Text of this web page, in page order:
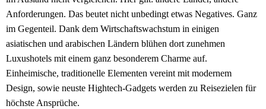
Anforderungen. Das beutet nicht unbedingt etwas Negatives. Ganz
im Gegenteil. Dank dem Wirtschaftswachstum in einigen
asiatischen und arabischen Ländern blühen dort zunehmen
Luxushotels mit einem ganz besonderem Charme auf.
Einheimische, traditionelle Elementen vereint mit modernem
Design, sowie neuste Hightech-Gadgets werden zu Reisezielen für
höchste Ansprüche.